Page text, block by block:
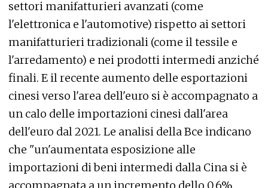
settori manifatturieri avanzati (come
l'elettronica e l'automotive) rispetto ai settori
manifatturieri tradizionali (come il tessile e
l'arredamento) e nei prodotti intermedi anziché
finali. E il recente aumento delle esportazioni
cinesi verso l'area dell'euro si è accompagnato a
un calo delle importazioni cinesi dall'area
dell'euro dal 2021. Le analisi della Bce indicano
che "un'aumentata esposizione alle
importazioni di beni intermedi dalla Cina si è